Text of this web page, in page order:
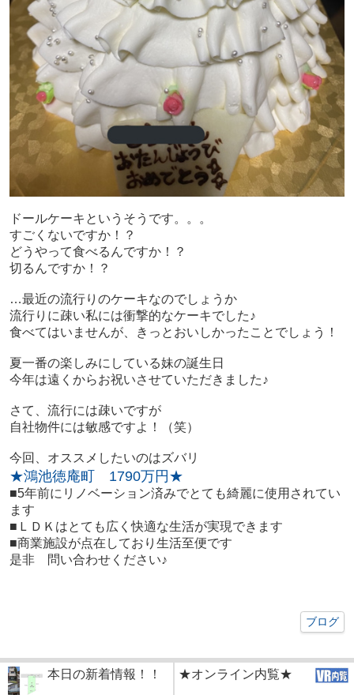
ドールケーキというそうです。。。
すごくないですか！？
どうやって食べるんですか！？
切るんですか！？
…最近の流行りのケーキなのでしょうか
流行りに疎い私には衝撃的なケーキでした♪
食べてはいませんが、きっとおいしかったことでしょう！
夏一番の楽しみにしている妹の誕生日
今年は遠くからお祝いさせていただきました♪
さて、流行には疎いですが
自社物件には敏感ですよ！（笑）
今回、オススメしたいのはズバリ
★鴻池徳庵町 1790万円★
■5年前にリノベーション済みでとても綺麗に使用されてい
ます
■ＬＤＫはとても広く快適な生活が実現できます
■商業施設が点在しており生活至便です
是非 問い合わせください♪
ブログ
本日の新着情報！！ ★オンライン内覧★